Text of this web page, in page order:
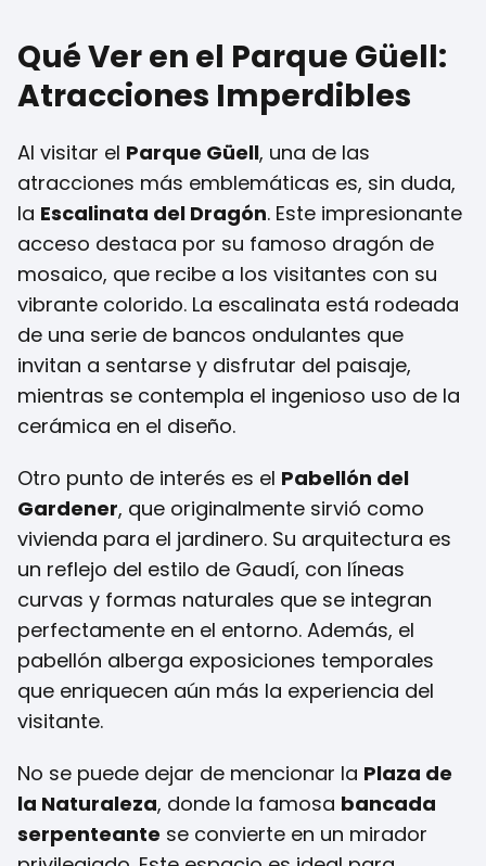
Qué Ver en el Parque Güell:
Atracciones Imperdibles
Al visitar el Parque Güell, una de las
atracciones más emblemáticas es, sin duda,
la Escalinata del Dragón. Este impresionante
acceso destaca por su famoso dragón de
mosaico, que recibe a los visitantes con su
vibrante colorido. La escalinata está rodeada
de una serie de bancos ondulantes que
invitan a sentarse y disfrutar del paisaje,
mientras se contempla el ingenioso uso de la
cerámica en el diseño.
Otro punto de interés es el Pabellón del
Gardener, que originalmente sirvió como
vivienda para el jardinero. Su arquitectura es
un reflejo del estilo de Gaudí, con líneas
curvas y formas naturales que se integran
perfectamente en el entorno. Además, el
pabellón alberga exposiciones temporales
que enriquecen aún más la experiencia del
visitante.
No se puede dejar de mencionar la Plaza de
la Naturaleza, donde la famosa bancada
serpenteante se convierte en un mirador